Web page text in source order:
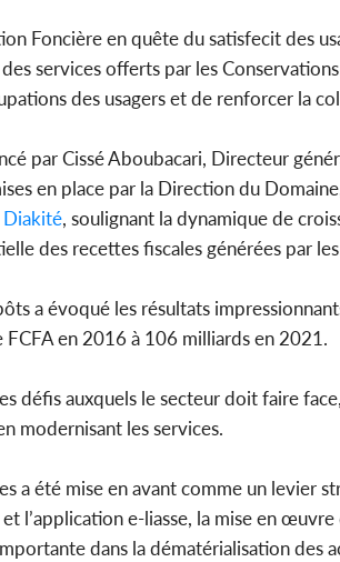
Foncière en quête du satisfecit des
services offerts par les
des usagers et de renforcer la
par Cissé Aboubacari, Directeur
en place par la Direction du
Diakité, soulignant la dynamique de
des recettes fiscales générées par
a évoqué les résultats
en 2016 à 106 milliards en 2021.
défis auxquels le secteur doit faire
modernisant les services.
a été mise en avant comme un levier
l’application e-liasse, la mise en
dans la dématérialisation des